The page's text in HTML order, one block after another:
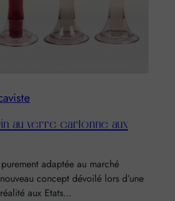
au verre cartonne aux
adaptée au marché
concept dévoilé lors d’une
aux Etats…